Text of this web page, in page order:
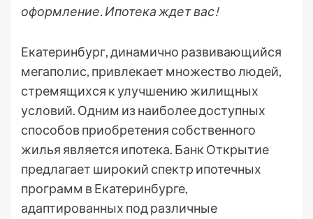
оформление. Ипотека ждет вас!
Екатеринбург, динамично развивающийся
мегаполис, привлекает множество людей,
стремящихся к улучшению жилищных
условий. Одним из наиболее доступных
способов приобретения собственного
жилья является ипотека. Банк Открытие
предлагает широкий спектр ипотечных
программ в Екатеринбурге,
адаптированных под различные